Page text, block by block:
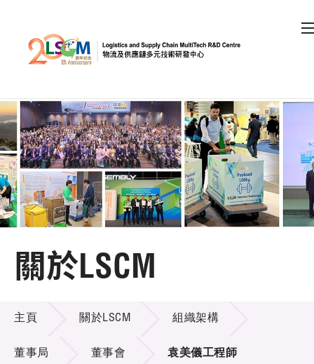
跳到內容（按回車鍵）
會員登入
A A A EN
主頁
機構簡介
組織架構
招標通告
關於LSCM
關於LSCM
主頁 關於LSCM 組織架構
董事局 董事會 袁美儀工程師